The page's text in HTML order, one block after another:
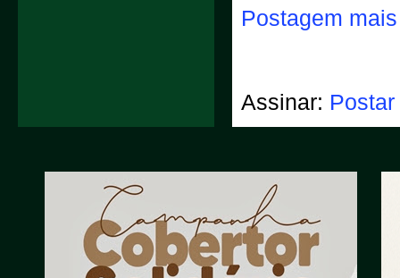
Postagem
Assinar: